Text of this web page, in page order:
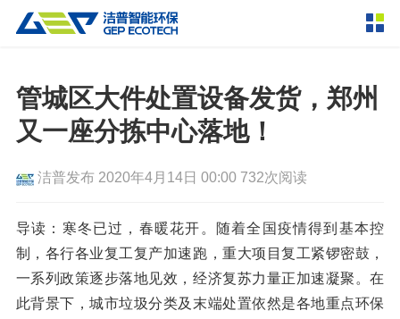
双轴撕碎机 单轴撕碎机
垃圾破袋机 移动式撕碎站
粉碎设备
环锤式粉碎机 鼓式粉碎机
轮胎钢丝分离机 通用型粉碎机
破碎设备
反击式破碎机 颚式破碎机
挤压成型设备
解决方案
服务支持
新闻资讯
走进洁普
管城区大件处置设备发货，郑州
又一座分拣中心落地！
洁普发布 2020年4月14日 00:00 732次阅读
导读：寒冬已过，春暖花开。随着全国疫情得到基本控
制，各行各业复工复产加速跑，重大项目复工紧锣密鼓，
一系列政策逐步落地见效，经济复苏力量正加速凝聚。在
此背景下，城市垃圾分类及末端处置依然是各地重点环保